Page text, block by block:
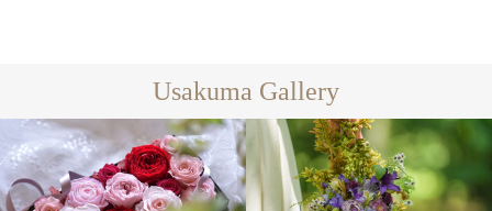
Usakuma Gallery